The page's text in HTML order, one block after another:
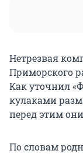
Нетрезвая
Приморского
Как уточнил
кулаками
перед этим
По словам